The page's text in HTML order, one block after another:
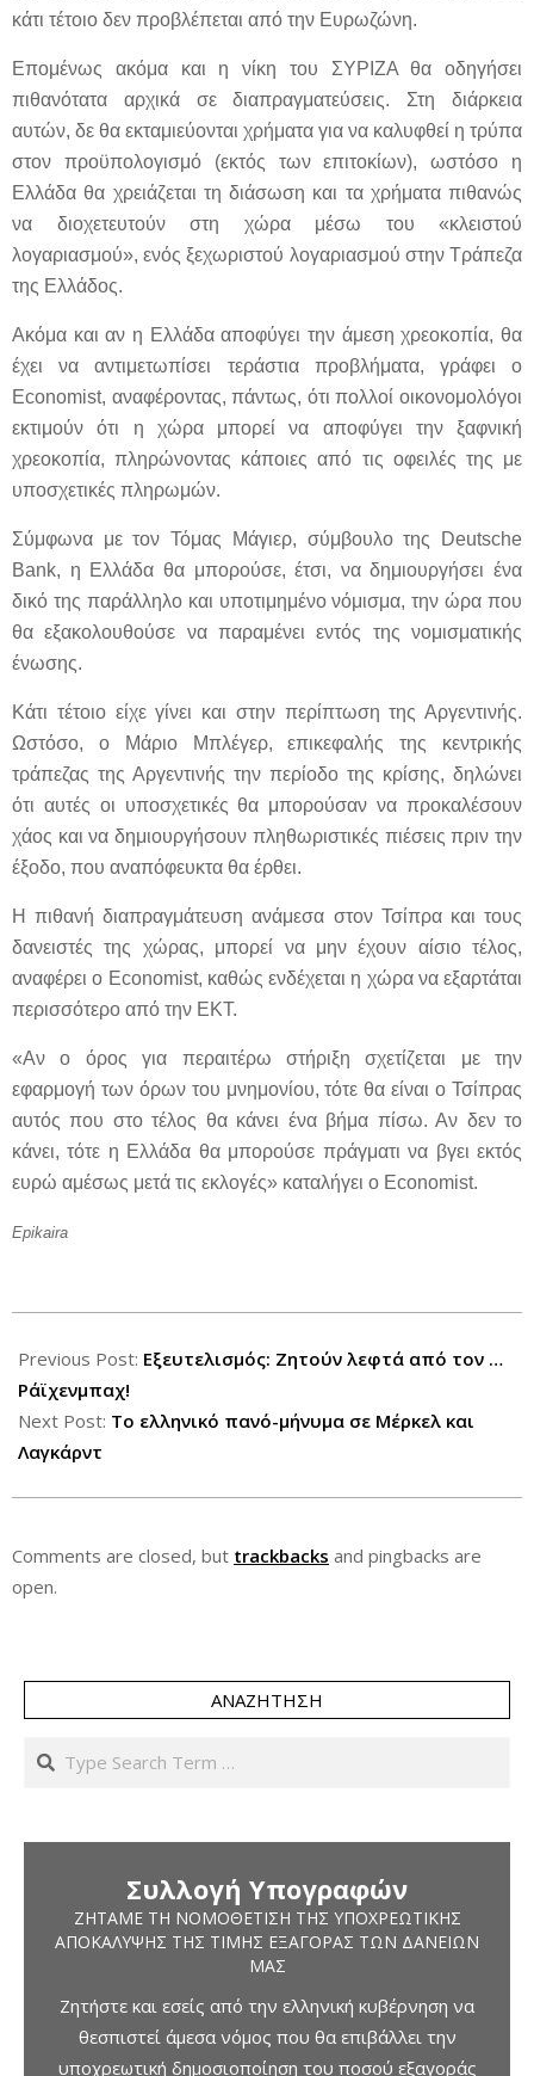
κάτι τέτοιο δεν προβλέπεται από την Ευρωζώνη.
Επομένως ακόμα και η νίκη του ΣΥΡΙΖΑ θα οδηγήσει
πιθανότατα αρχικά σε διαπραγματεύσεις. Στη διάρκεια
αυτών, δε θα εκταμιεύονται χρήματα για να καλυφθεί η τρύπα
στον προϋπολογισμό (εκτός των επιτοκίων), ωστόσο η
Ελλάδα θα χρειάζεται τη διάσωση και τα χρήματα πιθανώς
να διοχετευτούν στη χώρα μέσω του «κλειστού
λογαριασμού», ενός ξεχωριστού λογαριασμού στην Τράπεζα
της Ελλάδος.
Ακόμα και αν η Ελλάδα αποφύγει την άμεση χρεοκοπία, θα
έχει να αντιμετωπίσει τεράστια προβλήματα, γράφει ο
Economist, αναφέροντας, πάντως, ότι πολλοί οικονομολόγοι
εκτιμούν ότι η χώρα μπορεί να αποφύγει την ξαφνική
χρεοκοπία, πληρώνοντας κάποιες από τις οφειλές της με
υποσχετικές πληρωμών.
Σύμφωνα με τον Τόμας Μάγιερ, σύμβουλο της Deutsche
Bank, η Ελλάδα θα μπορούσε, έτσι, να δημιουργήσει ένα
δικό της παράλληλο και υποτιμημένο νόμισμα, την ώρα που
θα εξακολουθούσε να παραμένει εντός της νομισματικής
ένωσης.
Κάτι τέτοιο είχε γίνει και στην περίπτωση της Αργεντινής.
Ωστόσο, ο Μάριο Μπλέγερ, επικεφαλής της κεντρικής
τράπεζας της Αργεντινής την περίοδο της κρίσης, δηλώνει
ότι αυτές οι υποσχετικές θα μπορούσαν να προκαλέσουν
χάος και να δημιουργήσουν πληθωριστικές πιέσεις πριν την
έξοδο, που αναπόφευκτα θα έρθει.
Η πιθανή διαπραγμάτευση ανάμεσα στον Τσίπρα και τους
δανειστές της χώρας, μπορεί να μην έχουν αίσιο τέλος,
αναφέρει ο Economist, καθώς ενδέχεται η χώρα να εξαρτάται
περισσότερο από την ΕΚΤ.
«Αν ο όρος για περαιτέρω στήριξη σχετίζεται με την
εφαρμογή των όρων του μνημονίου, τότε θα είναι ο Τσίπρας
αυτός που στο τέλος θα κάνει ένα βήμα πίσω. Αν δεν το
κάνει, τότε η Ελλάδα θα μπορούσε πράγματι να βγει εκτός
ευρώ αμέσως μετά τις εκλογές» καταλήγει ο Economist.
Epikaira
06-
09
Previous Post: Εξευτελισμός: Ζητούν λεφτά από τον …
Ράϊχενμπαχ!
Next Post: Το ελληνικό πανό-μήνυμα σε Μέρκελ και
Λαγκάρντ
Comments are closed, but trackbacks and pingbacks are
open.
ΑΝΑΖΉΤΗΣΗ
Search
Συλλογή Υπογραφών
ΖΗΤΆΜΕ ΤΗ ΝΟΜΟΘΈΤΙΣΗ ΤΗΣ ΥΠΟΧΡΕΩΤΙΚΉΣ
ΑΠΟΚΆΛΥΨΗΣ ΤΗΣ ΤΙΜΉΣ ΕΞΑΓΟΡΆΣ ΤΩΝ ΔΑΝΕΊΩΝ
ΜΑΣ
Ζητήστε και εσείς από την ελληνική κυβέρνηση να
θεσπιστεί άμεσα νόμος που θα επιβάλλει την
υποχρεωτική δημοσιοποίηση του ποσού εξαγοράς